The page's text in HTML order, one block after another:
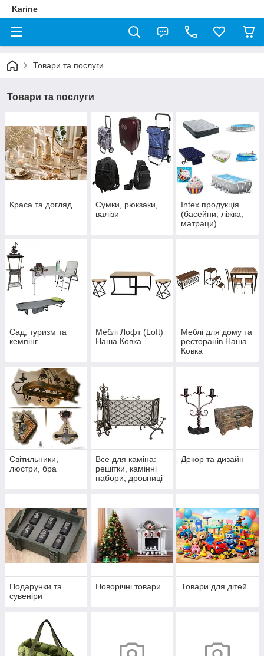
Karine
Товари та послуги
Товари та послуги
Краса та догляд
Сумки, рюкзаки,
валізи
Intex продукція
(басейни, ліжка,
матраци)
Сад, туризм та
кемпінг
Меблі Лофт (Loft)
Наша Ковка
Меблі для дому та
ресторанів Наша
Ковка
Світильники,
люстри, бра
Все для каміна:
решітки, камінні
набори, дровниці
Декор та дизайн
Подарунки та
сувеніри
Новорічні товари Товари для дітей